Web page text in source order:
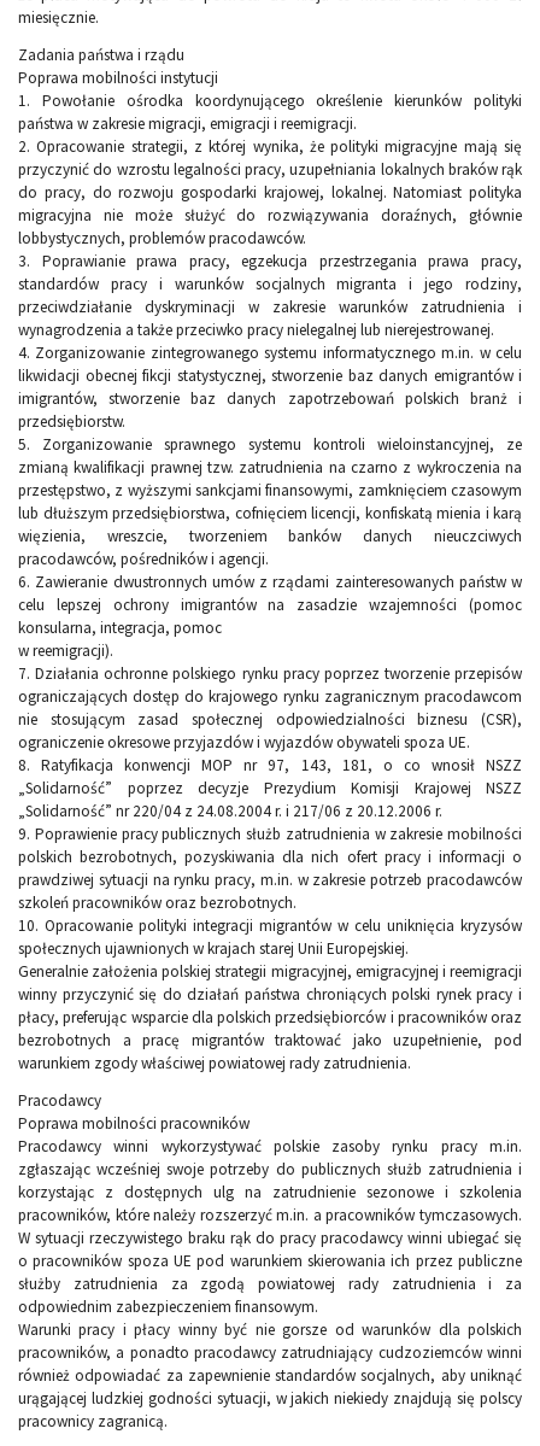
miesięcznie.
Zadania państwa i rządu
Poprawa mobilności instytucji
1. Powołanie ośrodka koordynującego określenie kierunków polityki
państwa w zakresie migracji, emigracji i reemigracji.
2. Opracowanie strategii, z której wynika, że polityki migracyjne mają się
przyczynić do wzrostu legalności pracy, uzupełniania lokalnych braków rąk
do pracy, do rozwoju gospodarki krajowej, lokalnej. Natomiast polityka
migracyjna nie może służyć do rozwiązywania doraźnych, głównie
lobbystycznych, problemów pracodawców.
3. Poprawianie prawa pracy, egzekucja przestrzegania prawa pracy,
standardów pracy i warunków socjalnych migranta i jego rodziny,
przeciwdziałanie dyskryminacji w zakresie warunków zatrudnienia i
wynagrodzenia a także przeciwko pracy nielegalnej lub nierejestrowanej.
4. Zorganizowanie zintegrowanego systemu informatycznego m.in. w celu
likwidacji obecnej fikcji statystycznej, stworzenie baz danych emigrantów i
imigrantów, stworzenie baz danych zapotrzebowań polskich branż i
przedsiębiorstw.
5. Zorganizowanie sprawnego systemu kontroli wieloinstancyjnej, ze
zmianą kwalifikacji prawnej tzw. zatrudnienia na czarno z wykroczenia na
przestępstwo, z wyższymi sankcjami finansowymi, zamknięciem czasowym
lub dłuższym przedsiębiorstwa, cofnięciem licencji, konfiskatą mienia i karą
więzienia, wreszcie, tworzeniem banków danych nieuczciwych
pracodawców, pośredników i agencji.
6. Zawieranie dwustronnych umów z rządami zainteresowanych państw w
celu lepszej ochrony imigrantów na zasadzie wzajemności (pomoc
konsularna, integracja, pomoc
w reemigracji).
7. Działania ochronne polskiego rynku pracy poprzez tworzenie przepisów
ograniczających dostęp do krajowego rynku zagranicznym pracodawcom
nie stosującym zasad społecznej odpowiedzialności biznesu (CSR),
ograniczenie okresowe przyjazdów i wyjazdów obywateli spoza UE.
8. Ratyfikacja konwencji MOP nr 97, 143, 181, o co wnosił NSZZ
„Solidarność” poprzez decyzje Prezydium Komisji Krajowej NSZZ
„Solidarność” nr 220/04 z 24.08.2004 r. i 217/06 z 20.12.2006 r.
9. Poprawienie pracy publicznych służb zatrudnienia w zakresie mobilności
polskich bezrobotnych, pozyskiwania dla nich ofert pracy i informacji o
prawdziwej sytuacji na rynku pracy, m.in. w zakresie potrzeb pracodawców
szkoleń pracowników oraz bezrobotnych.
10. Opracowanie polityki integracji migrantów w celu uniknięcia kryzysów
społecznych ujawnionych w krajach starej Unii Europejskiej.
Generalnie założenia polskiej strategii migracyjnej, emigracyjnej i reemigracji
winny przyczynić się do działań państwa chroniących polski rynek pracy i
płacy, preferując wsparcie dla polskich przedsiębiorców i pracowników oraz
bezrobotnych a pracę migrantów traktować jako uzupełnienie, pod
warunkiem zgody właściwej powiatowej rady zatrudnienia.
Pracodawcy
Poprawa mobilności pracowników
Pracodawcy winni wykorzystywać polskie zasoby rynku pracy m.in.
zgłaszając wcześniej swoje potrzeby do publicznych służb zatrudnienia i
korzystając z dostępnych ulg na zatrudnienie sezonowe i szkolenia
pracowników, które należy rozszerzyć m.in. a pracowników tymczasowych.
W sytuacji rzeczywistego braku rąk do pracy pracodawcy winni ubiegać się
o pracowników spoza UE pod warunkiem skierowania ich przez publiczne
służby zatrudnienia za zgodą powiatowej rady zatrudnienia i za
odpowiednim zabezpieczeniem finansowym.
Warunki pracy i płacy winny być nie gorsze od warunków dla polskich
pracowników, a ponadto pracodawcy zatrudniający cudzoziemców winni
również odpowiadać za zapewnienie standardów socjalnych, aby uniknąć
urągającej ludzkiej godności sytuacji, w jakich niekiedy znajdują się polscy
pracownicy zagranicą.